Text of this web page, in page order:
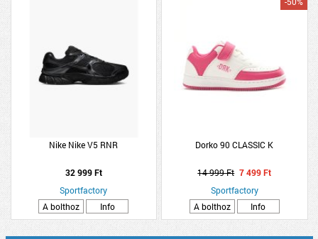
Nike Nike V5 RNR
32 999 Ft
Sportfactory
A bolthoz
Info
Dorko 90 CLASSIC K
14 999 Ft 7 499 Ft
Sportfactory
A bolthoz
Info